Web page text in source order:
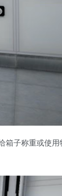
子称重或使